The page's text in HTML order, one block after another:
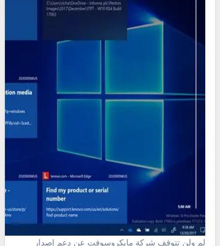
لم ولن تتوقف شركة مايكروسوفت عن دعم إصدار